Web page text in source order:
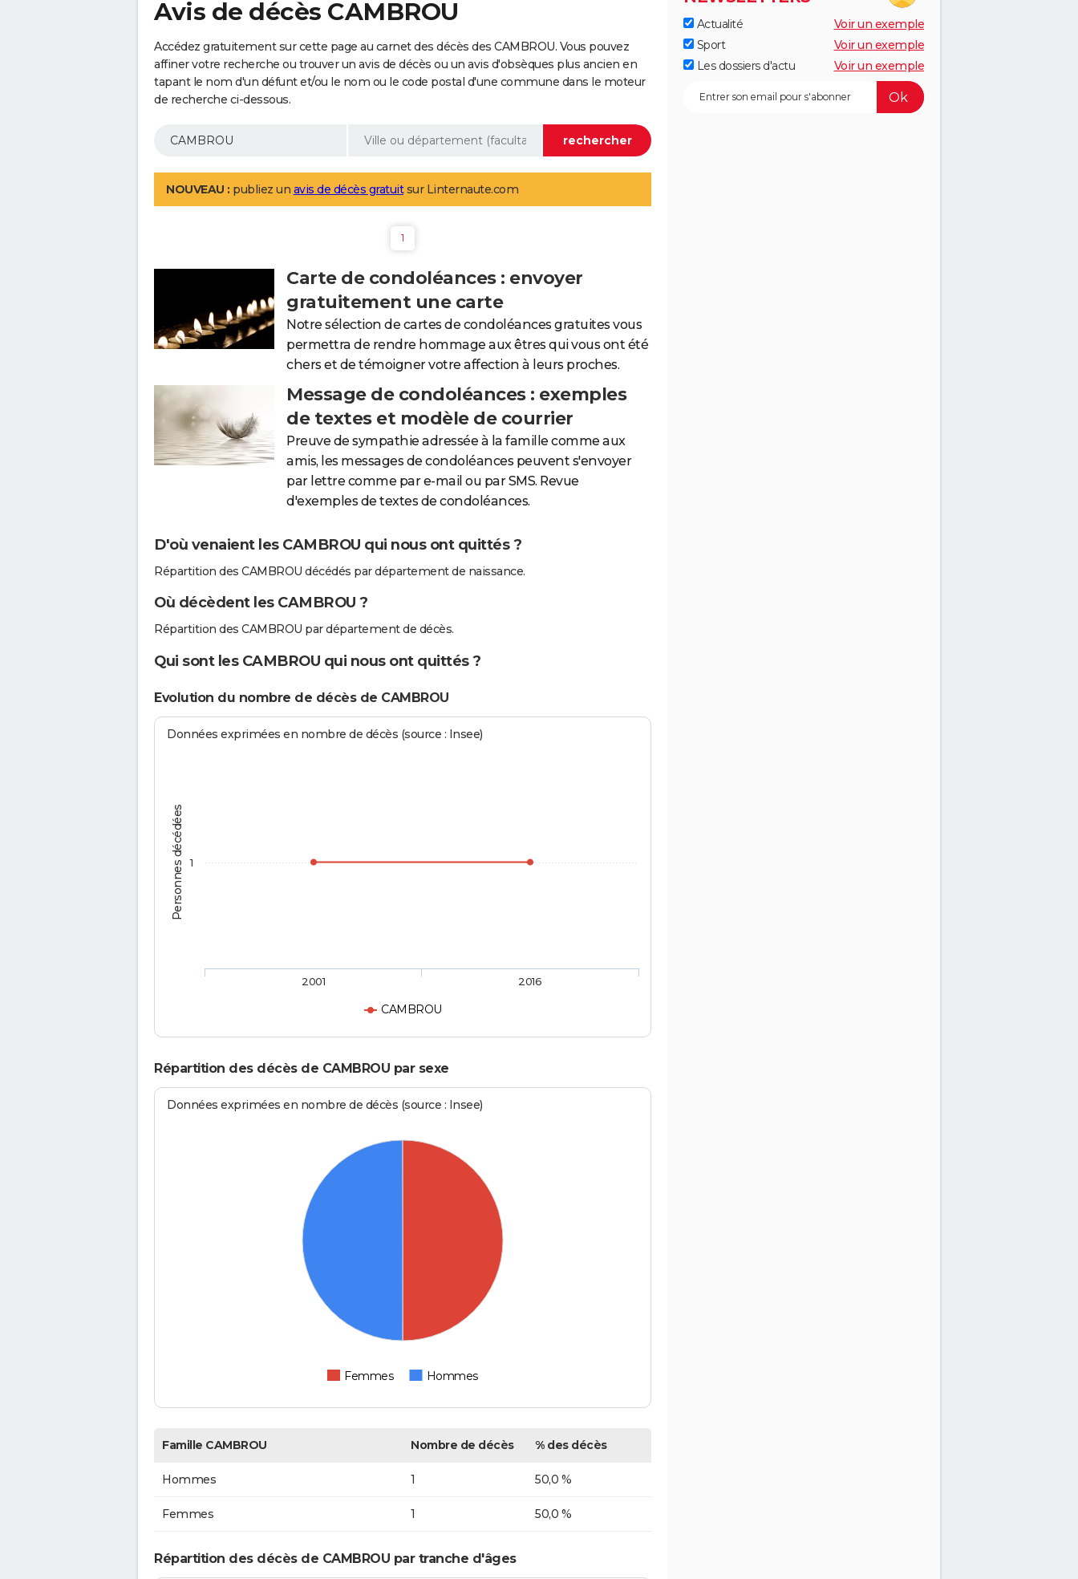
Avis de décès CAMBROU
Accédez gratuitement sur cette page au carnet des décès des CAMBROU. Vous pouvez
affiner votre recherche ou trouver un avis de décès ou un avis d'obsèques plus ancien en
tapant le nom d'un défunt et/ou le nom ou le code postal d'une commune dans le moteur
de recherche ci-dessous.
NOUVEAU : publiez un avis de décès gratuitsur Linternaute.com
1
Carte de condoléances : envoyer
gratuitement une carte
Notre sélection de cartes de condoléances gratuites vous
permettra de rendre hommage aux êtres qui vous ont été
chers et de témoigner votre affection à leurs proches.
Message de condoléances : exemples
de textes et modèle de courrier
Preuve de sympathie adressée à la famille comme aux
amis, les messages de condoléances peuvent s'envoyer
par lettre comme par e-mail ou par SMS. Revue
d'exemples de textes de condoléances.
D'où venaient les CAMBROU qui nous ont quittés ?
Répartition des CAMBROU décédés par département de naissance.
Où décèdent les CAMBROU ?
Répartition des CAMBROU par département de décès.
Qui sont les CAMBROU qui nous ont quittés ?
Evolution du nombre de décès de CAMBROU
Personnes décédées
Données exprimées en nombre de décès (source : Insee)
CAMBROU
2001 2016
1
Répartition des décès de CAMBROU par sexe
Données exprimées en nombre de décès (source : Insee)
Femmes Hommes
Famille CAMBROU Nombre de décès % des décès
Hommes 1 50,0 %
Femmes 1 50,0 %
Répartition des décès de CAMBROU par tranche d'âges
Actualité
Voir un exemple
Sport
Voir un exemple
Les dossiers d'actu
Voir un exemple